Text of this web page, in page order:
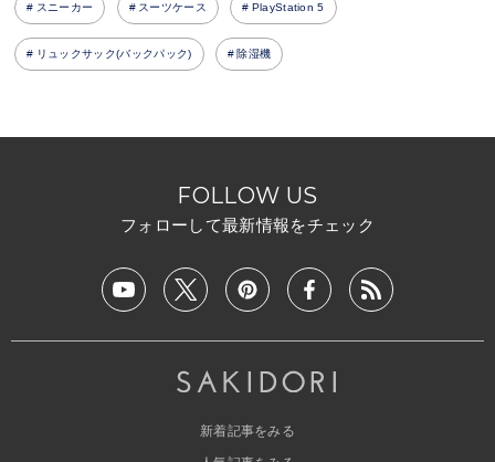
スニーカー スーツケース PlayStation 5
リュックサック(バックパック) 除湿機
FOLLOW US
フォローして最新情報をチェック
新着記事をみる